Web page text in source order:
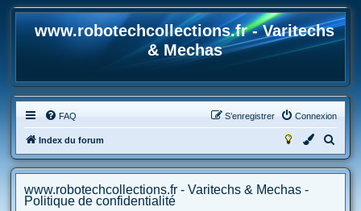
www.robotechcollections.fr - Varitechs
& Mechas
FAQ Connexion
S’enregistrer
Index du forum
e
www.robotechcollections.fr - Varitechs & Mechas -
Politique de confidentialité